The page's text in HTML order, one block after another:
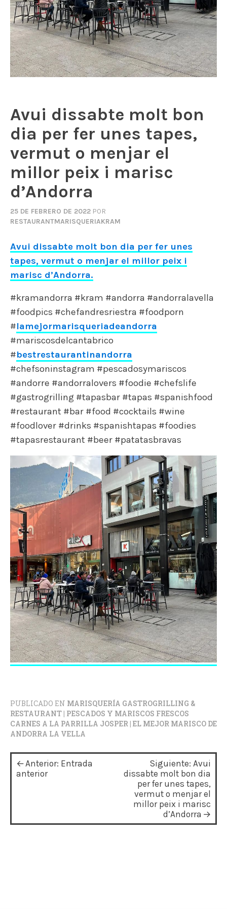
Avui dissabte molt bon
dia per fer unes tapes,
vermut o menjar el
millor peix i marisc
d’Andorra
25 DE FEBRERO DE 2022 POR
RESTAURANTMARISQUERIAKRAM
Avui dissabte molt bon dia per fer unes
tapes, vermut o menjar el millor peix i
marisc d’Andorra.
#kramandorra #kram #andorra #andorralavella
#foodpics #chefandresriestra #foodporn
#lamejormarisqueriadeandorra
#mariscosdelcantabrico
#bestrestaurantinandorra
#chefsoninstagram #pescadosymariscos
#andorre #andorralovers #foodie #chefslife
#gastrogrilling #tapasbar #tapas #spanishfood
#restaurant #bar #food #cocktails #wine
#foodlover #drinks #spanishtapas #foodies
#tapasrestaurant #beer #patatasbravas
PUBLICADO EN MARISQUERÍA GASTROGRILLING &
RESTAURANT | PESCADOS Y MARISCOS FRESCOS
CARNES A LA PARRILLA JOSPER | EL MEJOR MARISCO DE
ANDORRA LA VELLA
N
a
g
Anterior: Entrada
anterior
Siguiente: Avui
dissabte molt bon dia
per fer unes tapes,
vermut o menjar el
millor peix i marisc
d’Andorra